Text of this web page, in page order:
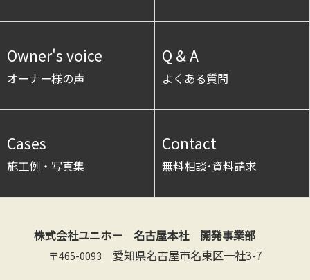
Owner's voice
オーナー様の声
Q & A
よくある質問
Cases
施工例・写真集
Contact
無料相談･資料請求
株式会社ユニホー 名古屋本社 開発事業部
〒465-0093 愛知県名古屋市名東区一社3-7